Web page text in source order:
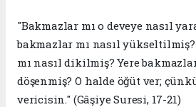
​"Bakmazlar mı o deveye nasıl
bakmazlar mı nasıl
mı nasıl dikilmiş? Yere
döşenmiş? O halde öğüt ver;
vericisin." (Gâşiye Suresi, 17-21)